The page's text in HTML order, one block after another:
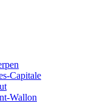
Capitale
Wallon